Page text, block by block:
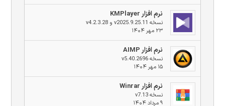
نرم افزار KMPlayer
نسخه v2025.9.25.11 و v4.2.3.28
۲۳ مهر ۱۴۰۴
نرم افزار AIMP
نسخه v5.40.2696
۱۵ مهر ۱۴۰۴
نرم افزار Winrar
نسخه v7.13
۹ مرداد ۱۴۰۴